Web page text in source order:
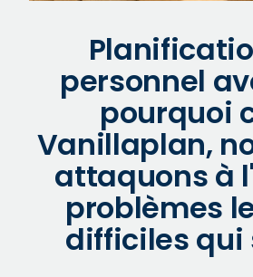
personnel
pourquoi
Vanillaplan,
attaquons à
problèmes
difficiles qui